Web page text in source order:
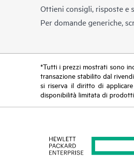
Ottieni consigli, risposte e
Per domande generiche,
*Tutti i prezzi mostrati sono
transazione stabilito dal
si riserva il diritto di
disponibilità limitata di